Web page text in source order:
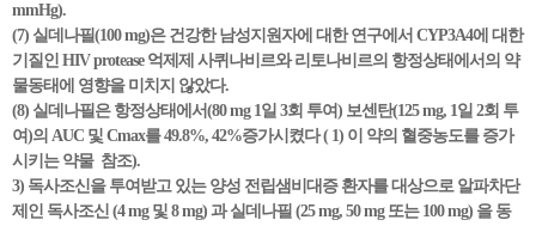
mmHg).
(7) 실데나필(100 mg)은 건강한 남성지원자에 대한 연구에서 CYP3A4에 대한
기질인 HIV protease 억제제 사퀴나비르와 리토나비르의 항정상태에서의 약
물동태에 영향을 미치지 않았다.
(8) 실데나필은 항정상태에서(80 mg 1일 3회 투여) 보센탄(125 mg, 1일 2회 투
여)의 AUC 및 Cmax를 49.8%, 42%증가시켰다 ( 1) 이 약의 혈중농도를 증가
시키는 약물 참조).
3) 독사조신을 투여받고 있는 양성 전립샘비대증 환자를 대상으로 알파차단
제인 독사조신 (4 mg 및 8 mg) 과 실데나필 (25 mg, 50 mg 또는 100 mg) 을 동